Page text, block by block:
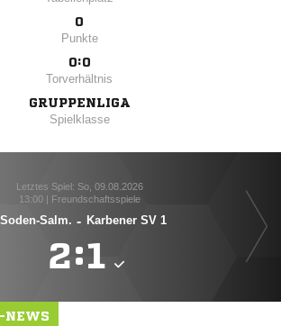
0
Punkte
0:0
Torverhältnis
GRUPPENLIGA
Spielklasse
Letztes Spiel: So, 09.08.2026
13:00 | Freundschaftsspiele
Salm. - Karbener SV 1
:
NEWS